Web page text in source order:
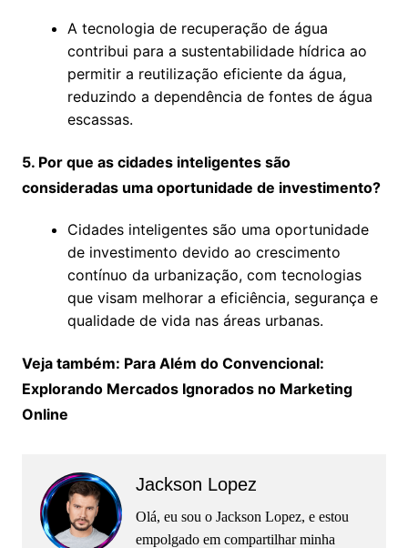
A tecnologia de recuperação de água
contribui para a sustentabilidade hídrica ao
permitir a reutilização eficiente da água,
reduzindo a dependência de fontes de água
escassas.
5. Por que as cidades inteligentes são
consideradas uma oportunidade de investimento?
Cidades inteligentes são uma oportunidade
de investimento devido ao crescimento
contínuo da urbanização, com tecnologias
que visam melhorar a eficiência, segurança e
qualidade de vida nas áreas urbanas.
Veja também: Para Além do Convencional:
Explorando Mercados Ignorados no Marketing
Online
Jackson Lopez
Olá, eu sou o Jackson Lopez, e estou
empolgado em compartilhar minha